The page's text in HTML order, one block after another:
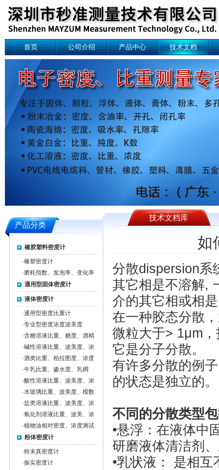
首页 公司介绍 产品中心 技术文档
产品分类
橡胶塑料密度计
·橡塑密度计
·磨耗指数、发泡率、变化率
通用型固体密度计
液体密度计
·通用型密度比重计
·专业型密度浓度波美度
·含糖溶液比重、糖度、酒精
度、浓度测试仪
·碱性溶液比重、波美度、浓
度测试仪
·酒类比重、柏拉图度、浓度
测试仪
·牛乳比重、掺水度、乳稠
度、浓度测试仪
·酸性溶液比重、波美度、浓
度测试仪
·水玻璃比重、波美度、模数
测试仪
·盐类溶液比重、波美度、浓
度测试仪
·氧化剂溶液比重、波美、浓
度测试仪
·植物油相对密度、浓度测试
仪
粉体密度计
·粉末真密度计
·振实密度计
技术文档库
如
分散dispersion系
其它相是不溶解,
介的其它相或相
在一种胶态分散
微粒大于> 1μm
它是分子分散。
有许多分散的例
的状态是独立的。
不同的分散类型
•悬浮：在液体中
研磨液体清洁剂
•乳状液： 是相